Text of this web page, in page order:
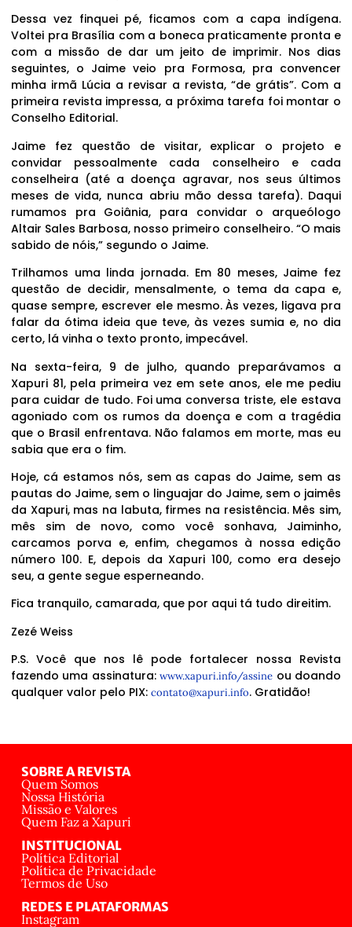
Dessa vez finquei pé, ficamos com a capa indígena.
Voltei pra Brasília com a boneca praticamente pronta e
com a missão de dar um jeito de imprimir. Nos dias
seguintes, o Jaime veio pra Formosa, pra convencer
minha irmã Lúcia a revisar a revista, “de grátis”. Com a
primeira revista impressa, a próxima tarefa foi montar o
Conselho Editorial.
Jaime fez questão de visitar, explicar o projeto e
convidar pessoalmente cada conselheiro e cada
conselheira (até a doença agravar, nos seus últimos
meses de vida, nunca abriu mão dessa tarefa). Daqui
rumamos pra Goiânia, para convidar o arqueólogo
Altair Sales Barbosa, nosso primeiro conselheiro. “O mais
sabido de nóis,” segundo o Jaime.
Trilhamos uma linda jornada. Em 80 meses, Jaime fez
questão de decidir, mensalmente, o tema da capa e,
quase sempre, escrever ele mesmo. Às vezes, ligava pra
falar da ótima ideia que teve, às vezes sumia e, no dia
certo, lá vinha o texto pronto, impecável.
Na sexta-feira, 9 de julho, quando preparávamos a
Xapuri 81, pela primeira vez em sete anos, ele me pediu
para cuidar de tudo. Foi uma conversa triste, ele estava
agoniado com os rumos da doença e com a tragédia
que o Brasil enfrentava. Não falamos em morte, mas eu
sabia que era o fim.
Hoje, cá estamos nós, sem as capas do Jaime, sem as
pautas do Jaime, sem o linguajar do Jaime, sem o jaimês
da Xapuri, mas na labuta, firmes na resistência. Mês sim,
mês sim de novo, como você sonhava, Jaiminho,
carcamos porva e, enfim, chegamos à nossa edição
número 100. E, depois da Xapuri 100, como era desejo
seu, a gente segue esperneando.
Fica tranquilo, camarada, que por aqui tá tudo direitim.
Zezé Weiss
P.S. Você que nos lê pode fortalecer nossa Revista
fazendo uma assinatura:www.xapuri.info/assine ou doando
qualquer valor pelo PIX: contato@xapuri.info. Gratidão!
SOBRE A REVISTA
Quem Somos
Nossa História
Missão e Valores
Quem Faz a Xapuri
INSTITUCIONAL
Política Editorial
Política de Privacidade
Termos de Uso
REDES E PLATAFORMAS
Instagram